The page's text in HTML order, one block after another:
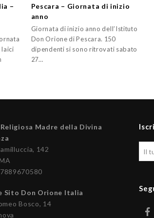
–
laici
Pescara – Giornata di inizio
anno
Giornata di inizio anno dell’Istituto
Don Orione di Pescara. 150
dipendenti si sono ritrovati sabato
27…
Madre della Divina
142
Sito Don Orione Italia
Bosco, 14